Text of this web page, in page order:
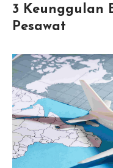
3 Keunggulan
Pesawat